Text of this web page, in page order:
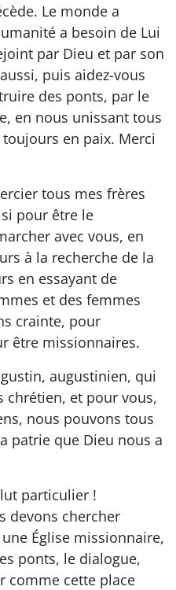
Le monde a
a besoin de Lui
par Dieu et par son
puis aidez-vous
des ponts, par le
en nous unissant tous
en paix. Merci
tous mes frères
pour être le
avec vous, en
à la recherche de la
en essayant de
et des femmes
crainte, pour
être missionnaires.
augustinien, qui
chrétien, et pour vous,
nous pouvons tous
patrie que Dieu nous a
particulier !
devons chercher
Église missionnaire,
ponts, le dialogue,
comme cette place